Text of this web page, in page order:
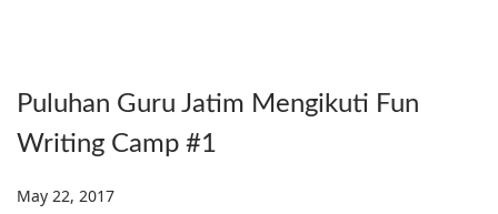
Puluhan Guru Jatim Mengikuti Fun
Writing Camp #1
Posted on
May 22, 2017